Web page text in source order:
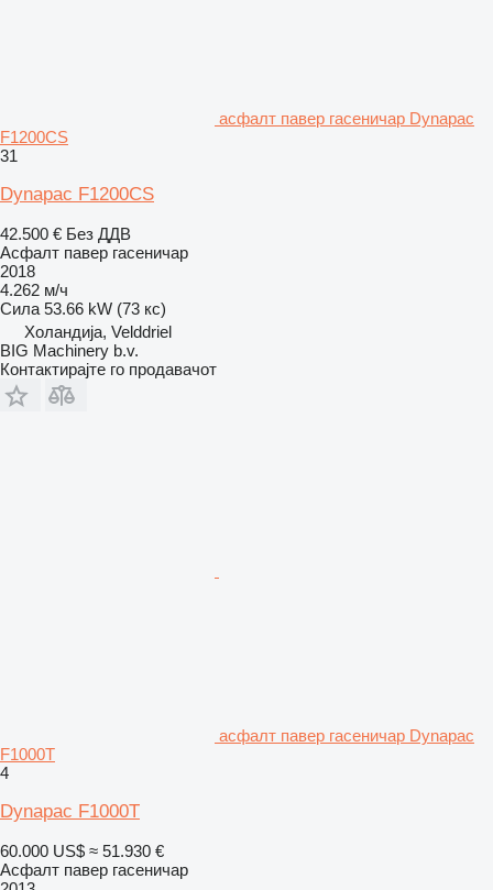
асфалт павер гасеничар Dynapac
F1200CS
31
Dynapac F1200CS
42.500 € Без ДДВ
Асфалт павер гасеничар
2018
4.262 м/ч
Сила 53.66 kW (73 кс)
Холандија, Velddriel
BIG Machinery b.v.
Контактирајте го продавачот
асфалт павер гасеничар Dynapac
F1000T
4
Dynapac F1000T
60.000 US$ ≈ 51.930 €
Асфалт павер гасеничар